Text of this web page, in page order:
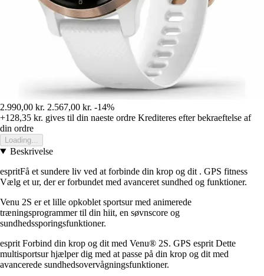
2.990,00 kr. 2.567,00 kr. -14%
+128,35 kr. gives til din naeste ordre Krediteres efter bekraeftelse af
din ordre
Loading...
Beskrivelse
espritFå et sundere liv ved at forbinde din krop og dit . GPS fitness
Vælg et ur, der er forbundet med avanceret sundhed og funktioner.
Venu 2S er et lille opkoblet sportsur med animerede
træningsprogrammer til din hiit, en søvnscore og
sundhedssporingsfunktioner.
esprit Forbind din krop og dit med Venu® 2S. GPS esprit Dette
multisportsur hjælper dig med at passe på din krop og dit med
avancerede sundhedsovervågningsfunktioner.